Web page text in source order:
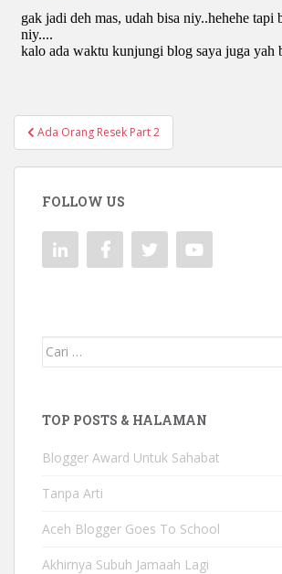
Navigasi
pos
Ada Orang Resek Part 2
FOLLOW US
Mencari:
TOP POSTS & HALAMAN
Blogger Award Untuk Sahabat
Tanpa Arti
Aceh Blogger Goes To School
Akhirnya Subuh Jamaah Lagi